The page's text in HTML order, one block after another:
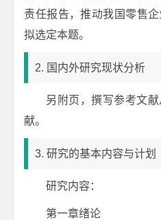
责任报告，推动我国零售企
拟选定本题。
2. 国内外研究现状分析
另附页，撰写参考文
献。
3. 研究的基本内容与计划
研究内容：
第一章绪论